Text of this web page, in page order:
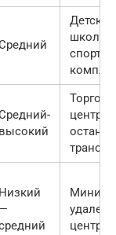
школы,
высокий
Низкий
—
центра